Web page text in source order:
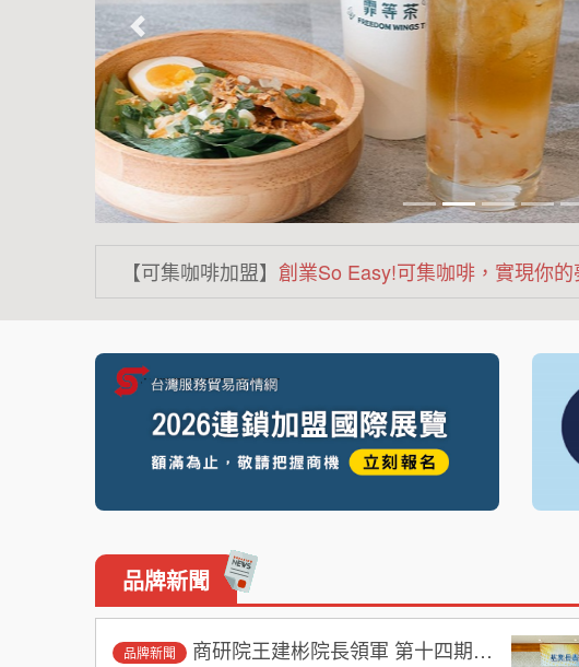
【可集咖啡加盟】 創業So Easy!可集咖啡，實現你的
品牌新聞
品牌新聞 商研院王建彬院長領軍 第十四期「基業長青創二代－經營實學班」二代班啟動招生